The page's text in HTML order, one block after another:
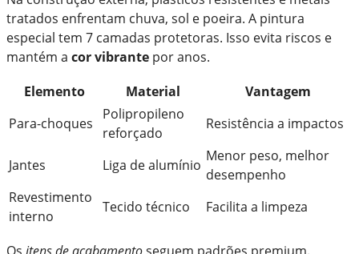
tratados enfrentam chuva, sol e poeira. A pintura
especial tem 7 camadas protetoras. Isso evita riscos e
mantém a cor vibrante por anos.
Elemento
Material
Vantagem
Para-choques
Polipropileno
reforçado
Resistência a impactos
Jantes Liga de alumínio
Menor peso, melhor
desempenho
Revestimento
interno
Tecido técnico Facilita a limpeza